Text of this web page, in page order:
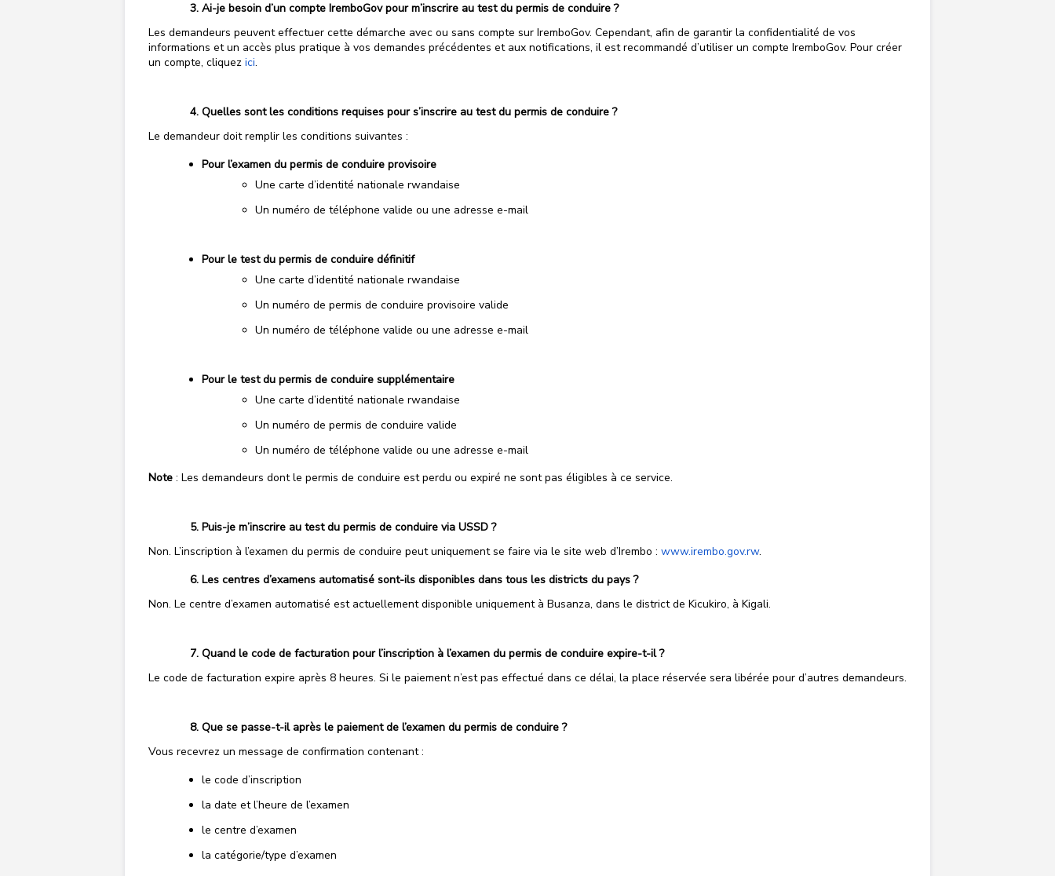
Ai-je besoin d’un compte IremboGov pour m’inscrire au test du permis de conduire ?
Les demandeurs peuvent effectuer cette démarche avec ou sans compte sur IremboGov. Cependant, afin de garantir la confidentialité de vos
informations et un accès plus pratique à vos demandes précédentes et aux notifications, il est recommandé d’utiliser un compte IremboGov. Pour créer
un compte, cliquez ici.
Quelles sont les conditions requises pour s’inscrire au test du permis de conduire ?
Le demandeur doit remplir les conditions suivantes :
Pour l’examen du permis de conduire provisoire
Une carte d’identité nationale rwandaise
Un numéro de téléphone valide ou une adresse e-mail
Pour le test du permis de conduire définitif
Une carte d’identité nationale rwandaise
Un numéro de permis de conduire provisoire valide
Un numéro de téléphone valide ou une adresse e-mail
Pour le test du permis de conduire supplémentaire
Une carte d’identité nationale rwandaise
Un numéro de permis de conduire valide
Un numéro de téléphone valide ou une adresse e-mail
Note : Les demandeurs dont le permis de conduire est perdu ou expiré ne sont pas éligibles à ce service.
Puis-je m’inscrire au test du permis de conduire via USSD ?
Non. L’inscription à l’examen du permis de conduire peut uniquement se faire via le site web d’Irembo : www.irembo.gov.rw.
Les centres d’examens automatisé sont-ils disponibles dans tous les districts du pays ?
Non. Le centre d’examen automatisé est actuellement disponible uniquement à Busanza, dans le district de Kicukiro, à Kigali.
Quand le code de facturation pour l’inscription à l’examen du permis de conduire expire-t-il ?
Le code de facturation expire après 8 heures. Si le paiement n’est pas effectué dans ce délai, la place réservée sera libérée pour d’autres demandeurs.
Que se passe-t-il après le paiement de l’examen du permis de conduire ?
Vous recevrez un message de confirmation contenant :
le code d’inscription
la date et l’heure de l’examen
le centre d’examen
la catégorie/type d’examen